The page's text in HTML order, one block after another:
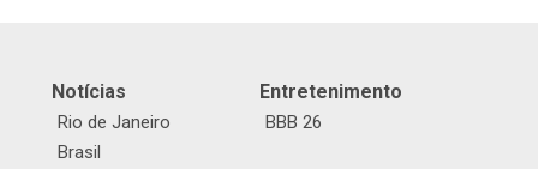
Notícias
Rio de Janeiro
Brasil
Entretenimento
BBB 26